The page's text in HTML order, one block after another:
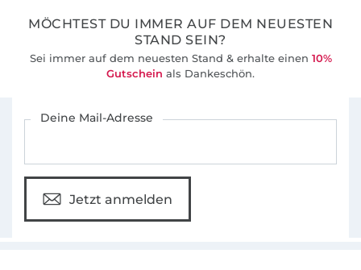
MÖCHTEST DU IMMER AUF DEM NEUESTEN
STAND SEIN?
Sei immer auf dem neuesten Stand & erhalte einen 10%
Gutschein als Dankeschön.
Deine Mail-Adresse
Jetzt anmelden